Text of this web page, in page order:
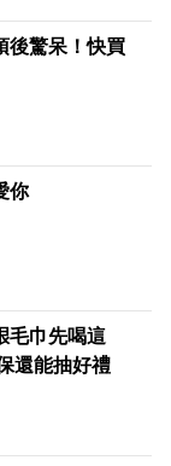
後驚呆！快買
你
毛巾先喝這
還能抽好禮